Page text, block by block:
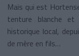
Mais qui est
tenture blanche
historique local,
de mère en fils…